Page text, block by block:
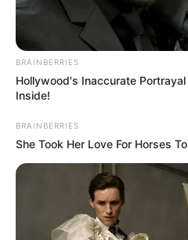
TEMAS RELACIONADOS
TRANCÓN EN BOGOTÁ
MOVILIDAD DE BOGOTÁ
MANTÉNGASE EN
Tenemos todas
interesan. Para
favor, active las
BRAINBERRIES
Hollywood's Inaccurate
Inside!
BRAINBERRIES
She Took Her Love For Horses